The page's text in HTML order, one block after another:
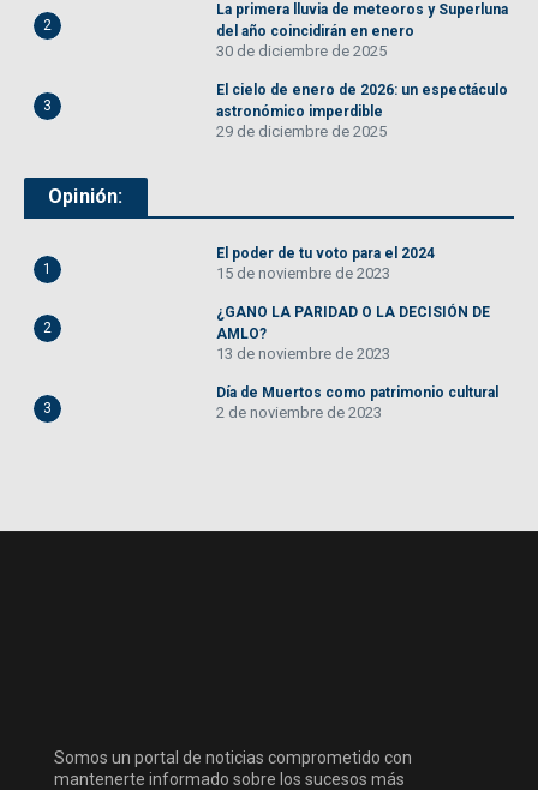
2
La primera lluvia de meteoros y Superluna
del año coincidirán en enero
30 de diciembre de 2025
3
El cielo de enero de 2026: un espectáculo
astronómico imperdible
29 de diciembre de 2025
Opinión:
1
El poder de tu voto para el 2024
15 de noviembre de 2023
2
¿GANO LA PARIDAD O LA DECISIÓN DE
AMLO?
13 de noviembre de 2023
3
Día de Muertos como patrimonio cultural
2 de noviembre de 2023
Somos un portal de noticias comprometido con
mantenerte informado sobre los sucesos más